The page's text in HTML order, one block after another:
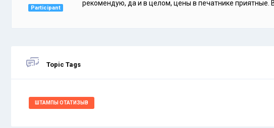
Participant
рекомендую, да и в целом, цены в печатнике
Topic Tags
ШТАМПЫ ОТАТИЗЫВ